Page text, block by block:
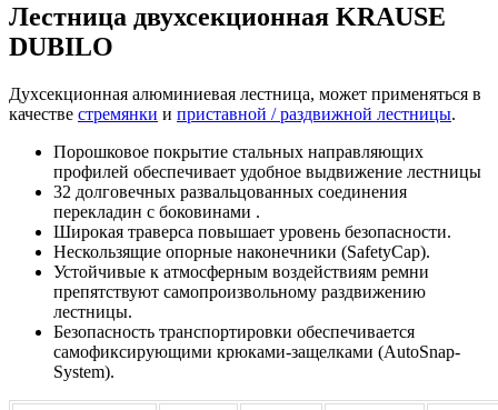
Лестница двухсекционная KRAUSE
DUBILO
Духсекционная алюминиевая лестница, может применяться в
качестве стремянки и приставной / раздвижной лестницы.
Порошковое покрытие стальных направляющих
профилей обеспечивает удобное выдвижение лестницы
32 долговечных развальцованных соединения
перекладин с боковинами .
Широкая траверса повышает уровень безопасности.
Нескользящие опорные наконечники (SafetyCap).
Устойчивые к атмосферным воздействиям ремни
препятствуют самопроизвольному раздвижению
лестницы.
Безопасность транспортировки обеспечивается
самофиксирующими крюками-защелками (AutoSnap-
System).